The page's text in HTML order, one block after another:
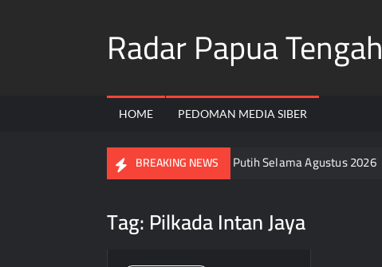
Radar Papua Tengah
HOME PEDOMAN MEDIA SIBER
BREAKING NEWS
Seluruh Warga Pasang Bendera Merah Putih Selama Agustus 2026
Tag:Pilkada Intan Jaya